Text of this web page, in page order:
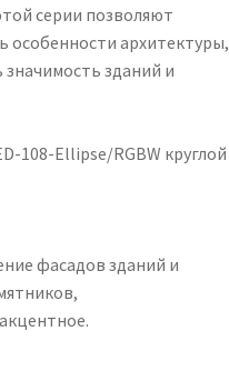
серии позволяют
особенности архитектуры,
зданий и
108-Ellipse/RGBW круглой
фасадов зданий и